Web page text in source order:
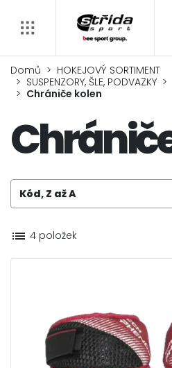
Domů
HOKEJOVÝ SORTIMENT
SUSPENZORY, ŠLE, PODVAZKY
Chrániče kolen
Kód, Z až A
list 4 položek